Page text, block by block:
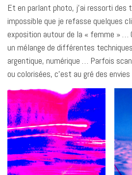
Et en parlant photo, j’ai ressorti des
impossible que je refasse quelques
exposition autour de la « femme » …
un mélange de différentes
argentique, numérique … Parfois
ou colorisées, c’est au gré des